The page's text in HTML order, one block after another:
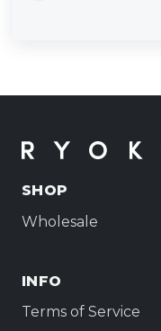
SHOP
Wholesale
INFO
Terms of Service